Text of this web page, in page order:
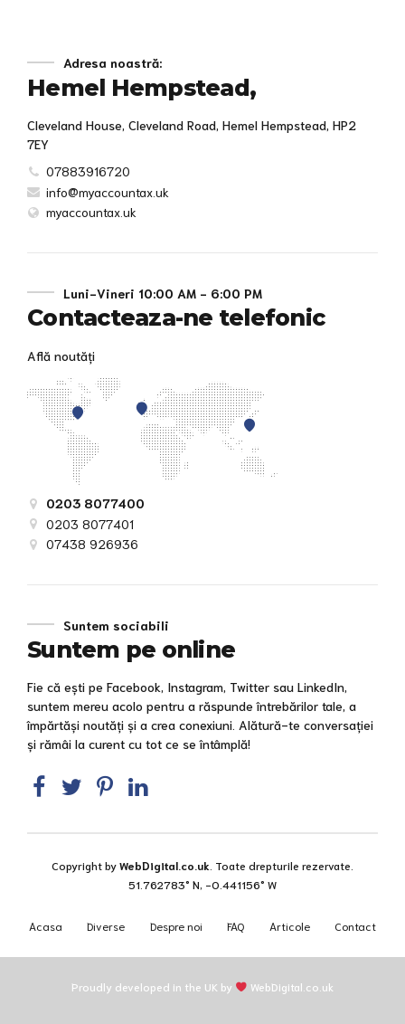
Adresa noastră:
Hemel Hempstead,
Cleveland House, Cleveland Road, Hemel Hempstead, HP2
7EY
07883916720
info@myaccountax.uk
myaccountax.uk
Luni-Vineri 10:00 AM - 6:00 PM
Contacteaza-ne telefonic
Află noutăți
0203 8077400
0203 8077401
07438 926936
Suntem sociabili
Suntem pe online
Fie că ești pe Facebook, Instagram, Twitter sau LinkedIn,
suntem mereu acolo pentru a răspunde întrebărilor tale, a
împărtăși noutăți și a crea conexiuni. Alătură-te conversației
și rămâi la curent cu tot ce se întâmplă!
Copyright byWebDigital.co.uk . Toate drepturile rezervate.
51.762783° N, -0.441156° W
Acasa Diverse Despre noi FAQ Articole Contact
Proudly developed in the UK by WebDigital.co.uk